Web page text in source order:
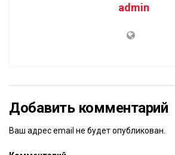
admin
Добавить комментарий
Ваш адрес email не будет опубликован.